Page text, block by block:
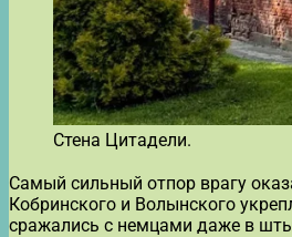
Стена Цитадели.
Самый сильный отпор врагу
Кобринского и Волынского
сражались с немцами даже в